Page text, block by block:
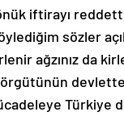
iftirayı
sözler
ağzınız da
Türkiye